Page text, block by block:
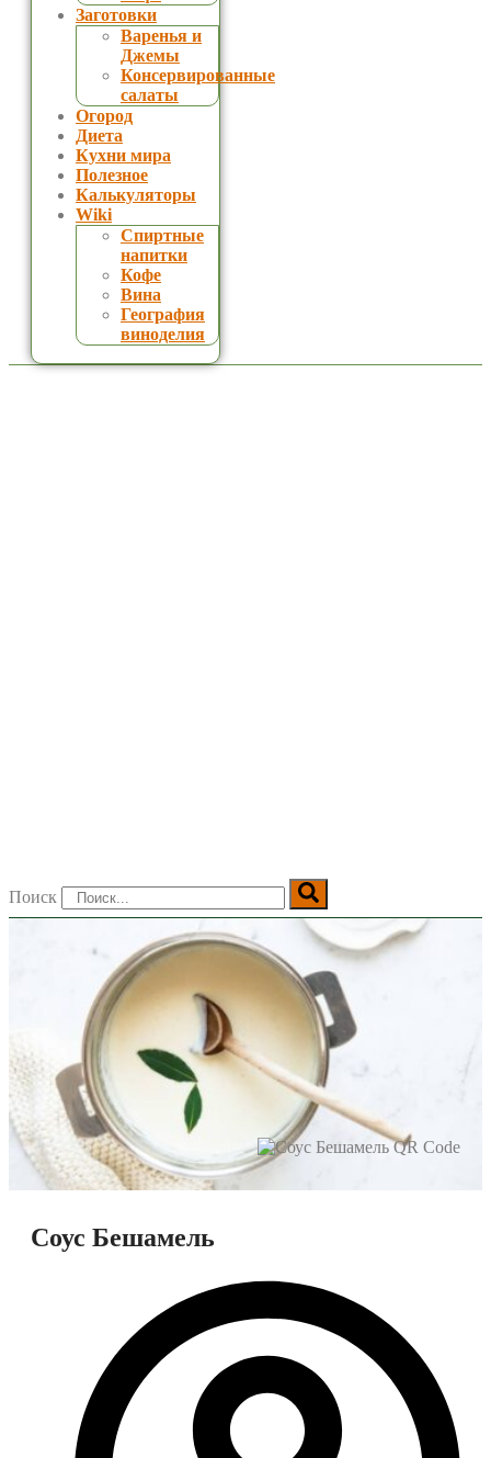
Заготовки
Варенья и
Джемы
Консервированные
салаты
Огород
Диета
Кухни мира
Полезное
Калькуляторы
Wiki
Спиртные
напитки
Кофе
Вина
География
виноделия
Поиск
Соус Бешамель